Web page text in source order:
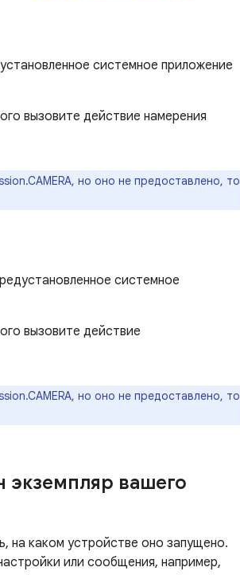
системное приложение
вызовите действие намерения
но оно не предоставлено, то
системное
вызовите действие
но оно не предоставлено, то
экземпляр вашего
на каком устройстве оно запущено.
или сообщения, например,